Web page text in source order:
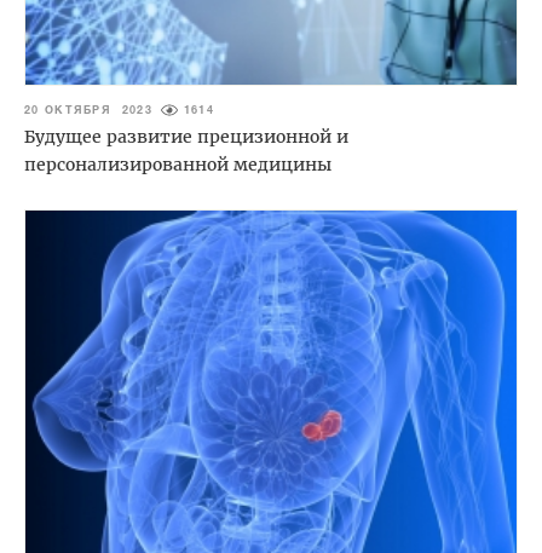
20 ОКТЯБРЯ 2023 1614
Будущее развитие прецизионной и
персонализированной медицины